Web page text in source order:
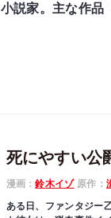
小説家。主な作品
死にやすい公
漫画：鈴木イゾ原作：
ある日、ファンタジー